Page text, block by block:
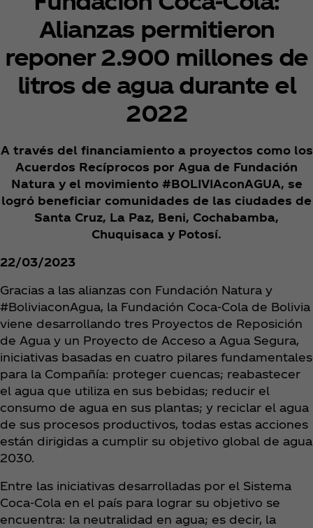
Alianzas permitieron
reponer 2.900 millones de
litros de agua durante el
2022
A través del financiamiento a proyectos como los
Acuerdos Recíprocos por Agua de Fundación
Natura y el movimiento #BOLIVIAconAGUA, se
logró beneficiar comunidades de las ciudades de
Santa Cruz, La Paz, Beni, Cochabamba,
Chuquisaca y Potosí.
22/03/2023
Gracias a las alianzas con Fundación Natura y
#BoliviaconAgua, la Fundación Coca‑Cola de Bolivia
viene desarrollando tres Proyectos de Reposición
de Agua y un Proyecto de Acceso a Agua Segura,
iniciativas basadas en cuatro pilares fundamentales
para la Compañía: proteger cuencas; reabastecer
el agua que utiliza en sus bebidas; reducir el
consumo de agua en sus plantas; y reciclar el agua
de sus procesos productivos, todas estas acciones
están dirigidas a cumplir su objetivo global de agua
2030.
Entre las iniciativas desarrolladas por el Sistema
Coca‑Cola en el país para lograr su objetivo se
encuentra: la neutralidad en agua; es decir, la